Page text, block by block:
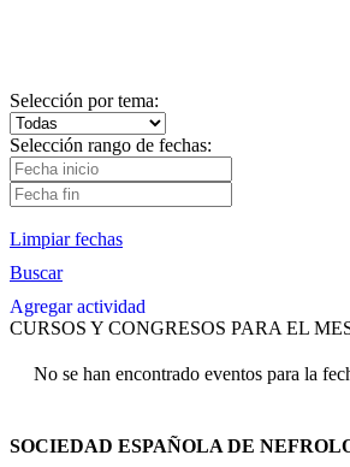
Selección por tema:
Selección rango de fechas:
Limpiar fechas
Buscar
Agregar actividad
CURSOS Y CONGRESOS PARA EL
No se han encontrado eventos para la
SOCIEDAD ESPAÑOLA DE